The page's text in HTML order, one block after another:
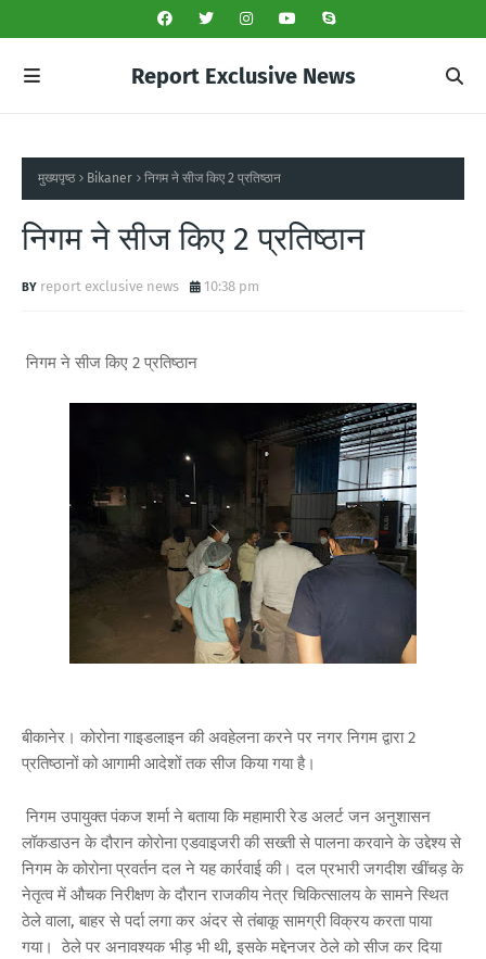
Report Exclusive News
मुख्यपृष्ठ Bikaner निगम ने सीज किए 2 प्रतिष्ठान
निगम ने सीज किए 2 प्रतिष्ठान
report exclusive news 10:38 pm
निगम ने सीज किए 2 प्रतिष्ठान
बीकानेर। कोरोना गाइडलाइन की अवहेलना करने पर नगर निगम द्वारा 2
प्रतिष्ठानों को आगामी आदेशों तक सीज किया गया है।
निगम उपायुक्त पंकज शर्मा ने बताया कि महामारी रेड अलर्ट जन अनुशासन
लॉकडाउन के दौरान कोरोना एडवाइजरी की सख्ती से पालना करवाने के उद्देश्य से
निगम के कोरोना प्रवर्तन दल ने यह कार्रवाई की। दल प्रभारी जगदीश खींचड़ के
नेतृत्व में औचक निरीक्षण के दौरान राजकीय नेत्र चिकित्सालय के सामने स्थित
ठेले वाला, बाहर से पर्दा लगा कर अंदर से तंबाकू सामग्री विक्रय करता पाया
गया। ठेले पर अनावश्यक भीड़ भी थी, इसके मद्देनजर ठेले को सीज कर दिया